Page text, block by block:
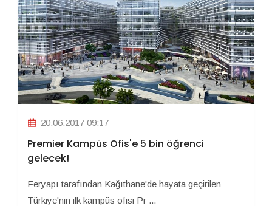
20.06.2017 09:17
Premier Kampüs Ofis'e 5 bin öğrenci
gelecek!
Feryapı tarafından Kağıthane'de hayata geçirilen
Türkiye'nin ilk kampüs ofisi Pr ...